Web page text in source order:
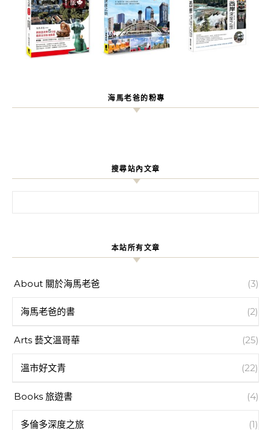
海馬老爸的粉專
搜尋站內文章
本站所有文章
About 關於海馬老爸 (3)
海馬老爸的書 (2)
Arts 藝文溫哥華 (25)
溫市好文青 (22)
Books 旅遊書 (4)
多倫多深度之旅 (1)